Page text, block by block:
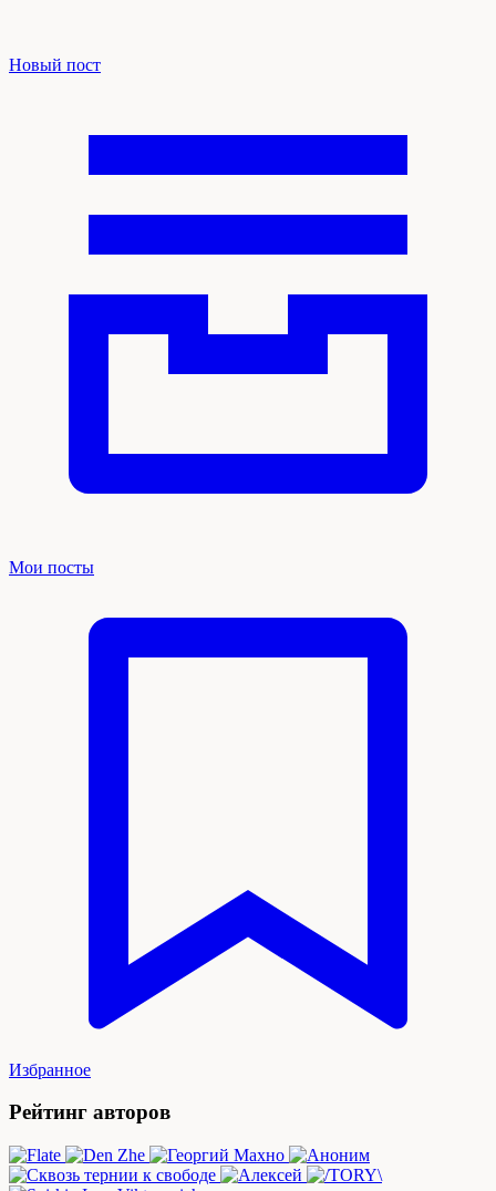
Новый пост
Мои посты
Избранное
Рейтинг авторов